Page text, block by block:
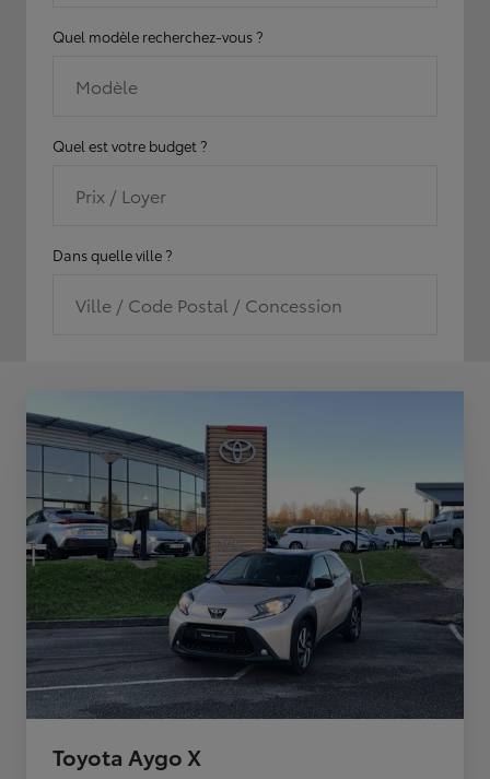
Quel modèle recherchez-vous ?
Modèle
Quel est votre budget ?
Prix / Loyer
Dans quelle ville ?
Ville / Code Postal / Concession
Toyota Aygo X